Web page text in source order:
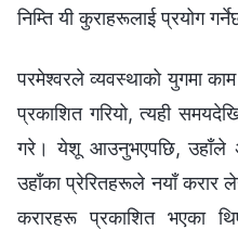
निम्ति यी कुराहरूलाई प्रयोग
परमेश्‍वरले व्यवस्थाको युगमा
प्रकाशित गरियो, त्यही
गरे। येशू आउनुभएपछि, उहाँले
उहाँका प्रेरितहरूले नयाँ करार
करारहरू प्रकाशित भएका